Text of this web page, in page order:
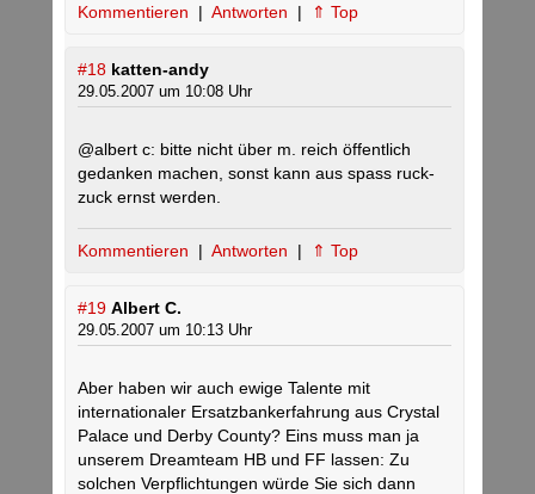
Kommentieren | Antworten | ⇑ Top
#18 katten-andy
29.05.2007 um 10:08 Uhr
@albert c: bitte nicht über m. reich öffentlich
gedanken machen, sonst kann aus spass ruck-
zuck ernst werden.
Kommentieren | Antworten | ⇑ Top
#19 Albert C.
29.05.2007 um 10:13 Uhr
Aber haben wir auch ewige Talente mit
internationaler Ersatzbankerfahrung aus Crystal
Palace und Derby County? Eins muss man ja
unserem Dreamteam HB und FF lassen: Zu
solchen Verpflichtungen würde Sie sich dann